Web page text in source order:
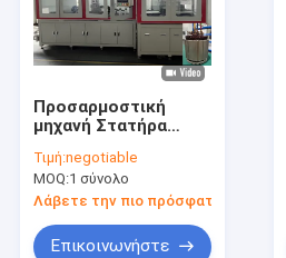
Προσαρμοστική
μηχανή Στατήρα
μηχανή περιστροφής
hairpin
Τιμή:negotiable
MOQ:1 σύνολο
Λάβετε την πιο πρόσφατη τιμή
Επικοινωνήστε